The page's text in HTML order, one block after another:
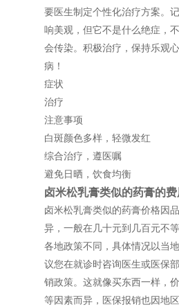
要医生制定个性化治疗方案。
响美观，但它不是什么绝症，
会传染。积极治疗，保持乐观
病！
症状
治疗
注意事项
白斑颜色多样，轻微发红
综合治疗，遵医嘱
避免日晒，饮食均衡
卤米松乳膏类似的药膏的
卤米松乳膏类似的药膏价格因
异，一般在几十元到几百元不
各地政策不同，具体情况以当
议您在就诊时咨询医生或医保
销政策。这就像买东西一样，
等因素而异，医保报销也因地